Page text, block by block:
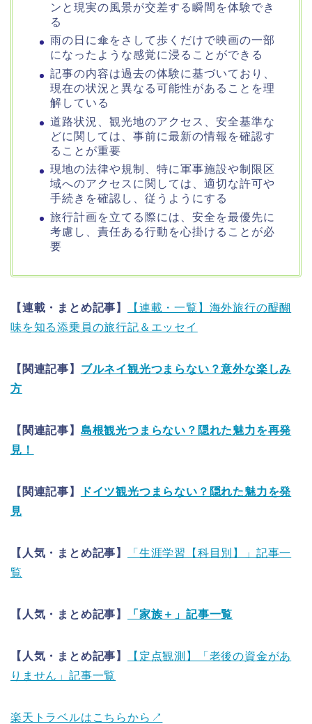
ンと現実の風景が交差する瞬間を体験でき
る
雨の日に傘をさして歩くだけで映画の一部
になったような感覚に浸ることができる
記事の内容は過去の体験に基づいており、
現在の状況と異なる可能性があることを理
解している
道路状況、観光地のアクセス、安全基準な
どに関しては、事前に最新の情報を確認す
ることが重要
現地の法律や規制、特に軍事施設や制限区
域へのアクセスに関しては、適切な許可や
手続きを確認し、従うようにする
旅行計画を立てる際には、安全を最優先に
考慮し、責任ある行動を心掛けることが必
要
【連載・まとめ記事】
【連載・一覧】海外旅行の醍醐
味を知る添乗員の旅行記＆エッセイ
【関連記事】 ブルネイ観光つまらない？意外な楽しみ
方
【関連記事】 島根観光つまらない？隠れた魅力を再発
見！
【関連記事】
ドイツ観光つまらない？隠れた魅力を発
見
【人気・まとめ記事】
「生涯学習【科目別】」記事一
覧
【人気・まとめ記事】 「家族＋」記事一覧
【人気・まとめ記事】
【定点観測】「老後の資金があ
りません」記事一覧
楽天トラベルはこちらから↗